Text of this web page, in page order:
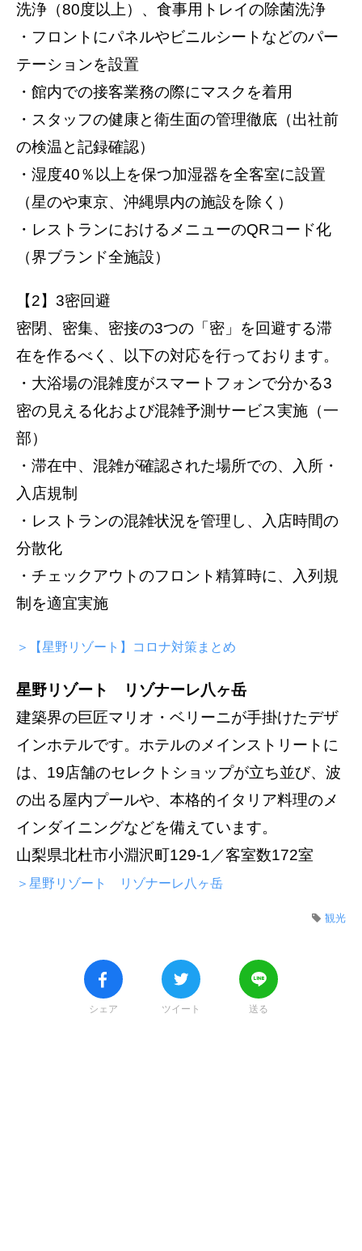
洗浄（80度以上）、食事用トレイの除菌洗浄
・フロントにパネルやビニルシートなどのパー
テーションを設置
・館内での接客業務の際にマスクを着用
・スタッフの健康と衛生面の管理徹底（出社前
の検温と記録確認）
・湿度40％以上を保つ加湿器を全客室に設置
（星のや東京、沖縄県内の施設を除く）
・レストランにおけるメニューのQRコード化
（界ブランド全施設）
【2】3密回避
密閉、密集、密接の3つの「密」を回避する滞
在を作るべく、以下の対応を行っております。
・大浴場の混雑度がスマートフォンで分かる3
密の見える化および混雑予測サービス実施（一
部）
・滞在中、混雑が確認された場所での、入所・
入店規制
・レストランの混雑状況を管理し、入店時間の
分散化
・チェックアウトのフロント精算時に、入列規
制を適宜実施
＞【星野リゾート】コロナ対策まとめ
星野リゾート リゾナーレ八ヶ岳
建築界の巨匠マリオ・ベリーニが手掛けたデザ
インホテルです。ホテルのメインストリートに
は、19店舗のセレクトショップが立ち並び、波
の出る屋内プールや、本格的イタリア料理のメ
インダイニングなどを備えています。
山梨県北杜市小淵沢町129-1／客室数172室
＞星野リゾート リゾナーレ八ヶ岳
観光
シェア ツイート 送る